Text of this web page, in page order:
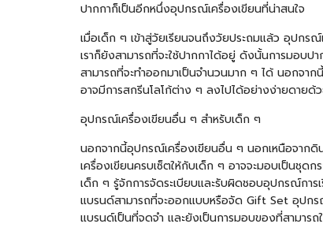
ปากกาก็เป็นอีกหนึ่งอุปกรณ์เครื่องเขียนที่น่าสนใจ
เมื่อเด็ก ๆ เข้าสู่วัยเรียนจนถึงวัยประถมแล้ว อุปกรณ์
เราก็ยังสามารถที่จะใช้ปากกาได้อยู่ ดังนั้นการมอบป
สามารถที่จะทำออกมาเป็นจำนวนมาก ๆ ได้ นอกจา
อาจมีการสกรีนโลโก้ต่าง ๆ ลงไปได้อย่างง่ายดาย
อุปกรณ์เครื่องเขียนอื่น ๆ สำหรับเด็ก ๆ
นอกจากนี้อุปกรณ์เครื่องเขียนอื่น ๆ นอกเหนือจากดิ
เครื่องเขียนครบเซ็ตให้กับเด็ก ๆ อาจจะมอบเป็นชุด
เด็ก ๆ รู้จักการจัดระเบียบและรับผิดชอบอุปกรณ์กา
แบรนด์สามารถที่จะออกแบบหรือจัด Gift Set อุปกร
แบรนด์เป็นที่จดจำ และยังเป็นการมอบของที่สามาร